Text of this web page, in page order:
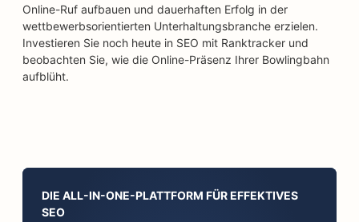
Online-Ruf aufbauen und dauerhaften Erfolg in der
wettbewerbsorientierten Unterhaltungsbranche erzielen.
Investieren Sie noch heute in SEO mit Ranktracker und
beobachten Sie, wie die Online-Präsenz Ihrer Bowlingbahn
aufblüht.
DIE ALL-IN-ONE-PLATTFORM FÜR EFFEKTIVES
SEO